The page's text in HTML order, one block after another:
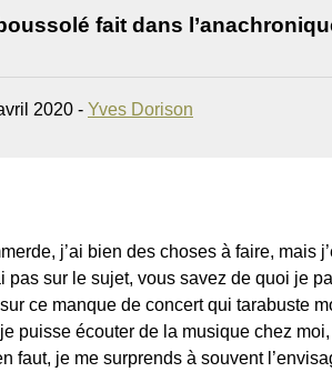
fait dans
2020 - Yves Dorison
j’ai bien des choses à faire, mais
pas sur le sujet, vous savez de quoi je
ce manque de concert qui tarabuste
puisse écouter de la musique chez
faut, je me surprends à souvent